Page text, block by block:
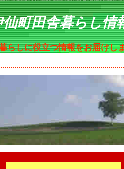
仙町田舎暮らし情
らしに役立つ情報をお届けし